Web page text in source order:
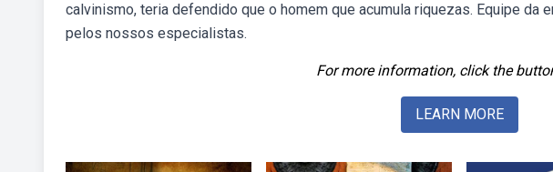
calvinismo, teria defendido que o homem que acumula riquezas. Equipe da
pelos nossos especialistas.
For more information, click the
LEARN MORE